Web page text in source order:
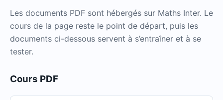
Les documents PDF sont hébergés sur Maths Inter. Le
cours de la page reste le point de départ, puis les
documents ci-dessous servent à s’entraîner et à se
tester.
Cours PDF